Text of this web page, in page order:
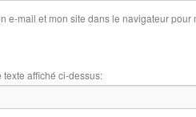
e-mail et mon site dans le navigateur
texte affiché ci-dessus: